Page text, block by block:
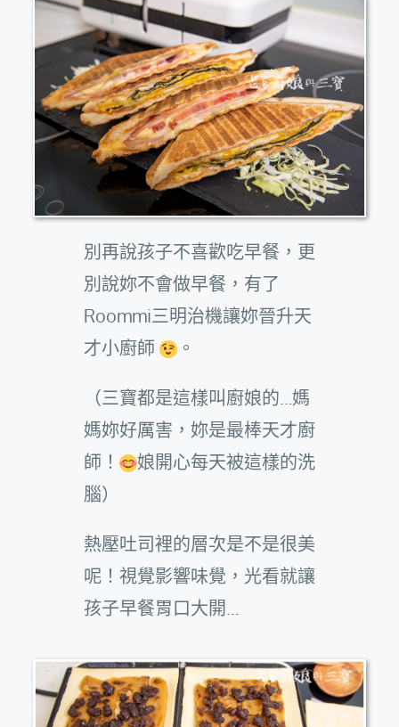
別再說孩子不喜歡吃早餐，更
別說妳不會做早餐，有了
Roommi三明治機讓妳晉升天
才小廚師
。
（三寶都是這樣叫廚娘的…媽
媽妳好厲害，妳是最棒天才廚
師！
娘開心每天被這樣的洗
腦）
熱壓吐司裡的層次是不是很美
呢！視覺影響味覺，光看就讓
孩子早餐胃口大開…